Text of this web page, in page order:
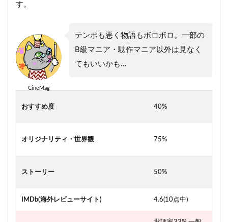
す。
CineMag
テンポも悪く物語もボロボロ。一部の
B級マニア・駄作マニア以外は見なく
てもいいかも…
おすすめ度 40%
オリジナリティ・世界観 75%
ストーリー 50%
IMDb(海外レビューサイト) 4.6(10点中)